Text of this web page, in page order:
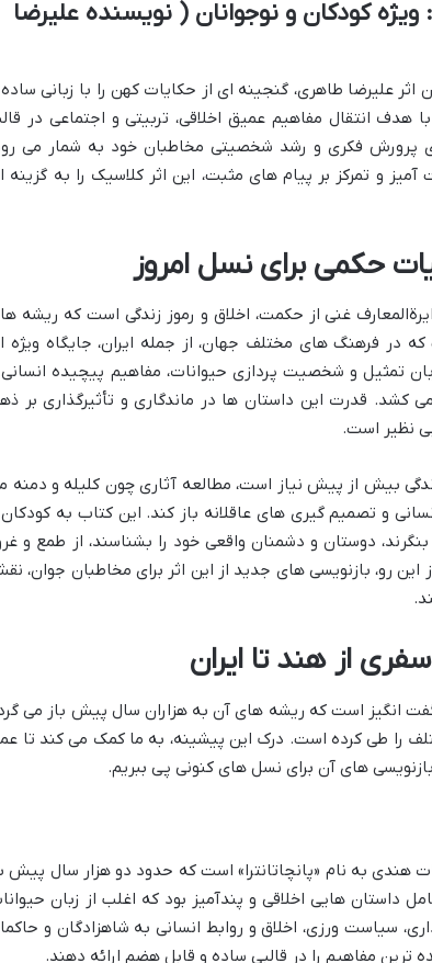
کودکان و نوجوانان ( نویسنده علیرضا
علیرضا طاهری، گنجینه ای از حکایات کهن را با زبانی
هدف انتقال مفاهیم عمیق اخلاقی، تربیتی و اجتماعی در
پرورش فکری و رشد شخصیتی مخاطبان خود به شمار می
و تمرکز بر پیام های مثبت، این اثر کلاسیک را به گزینه
حکمی برای نسل امروز
غنی از حکمت، اخلاق و رموز زندگی است که ریشه
در فرهنگ های مختلف جهان، از جمله ایران، جایگاه ویژه
تمثیل و شخصیت پردازی حیوانات، مفاهیم پیچیده
کشد. قدرت این داستان ها در ماندگاری و تأثیرگذاری بر
بی نظیر است.
بیش از پیش نیاز است، مطالعه آثاری چون کلیله و دمنه
و تصمیم گیری های عاقلانه باز کند. این کتاب به
دوستان و دشمنان واقعی خود را بشناسند، از طمع و
رو، بازنویسی های جدید از این اثر برای مخاطبان جوان،
از هند تا ایران
انگیز است که ریشه های آن به هزاران سال پیش باز می
را طی کرده است. درک این پیشینه، به ما کمک می کند تا
های آن برای نسل های کنونی پی ببریم.
هندی به نام «پانچاتانترا» است که حدود دو هزار سال پیش
هایی اخلاقی و پندآمیز بود که اغلب از زبان
سیاست ورزی، اخلاق و روابط انسانی به شاهزادگان و
مفاهیم را در قالبی ساده و قابل هضم ارائه دهند.